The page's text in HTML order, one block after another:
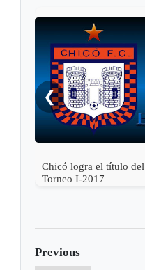
❮
Chicó logra el título del
Torneo I-2017
Previous